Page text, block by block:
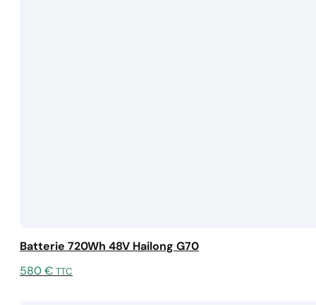
Batterie 720Wh 48V Hailong G70
580€ TTC